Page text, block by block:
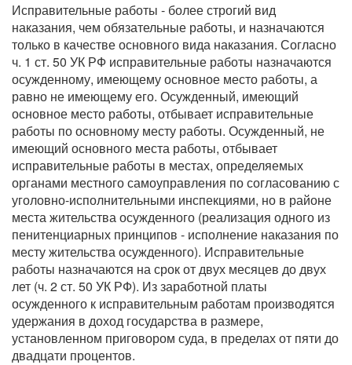
Исправительные работы - более строгий вид
наказания, чем обязательные работы, и назначаются
только в качестве основного вида наказания. Согласно
ч. 1 ст. 50 УК РФ исправительные работы назначаются
осужденному, имеющему основное место работы, а
равно не имеющему его. Осужденный, имеющий
основное место работы, отбывает исправительные
работы по основному месту работы. Осужденный, не
имеющий основного места работы, отбывает
исправительные работы в местах, определяемых
органами местного самоуправления по согласованию с
уголовно-исполнительными инспекциями, но в районе
места жительства осужденного (реализация одного из
пенитенциарных принципов - исполнение наказания по
месту жительства осужденного). Исправительные
работы назначаются на срок от двух месяцев до двух
лет (ч. 2 ст. 50 УК РФ). Из заработной платы
осужденного к исправительным работам производятся
удержания в доход государства в размере,
установленном приговором суда, в пределах от пяти до
двадцати процентов.